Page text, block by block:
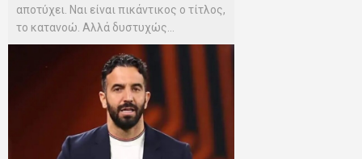
αποτύχει. Ναι είναι πικάντικος ο τίτλος,
το κατανοώ. Αλλά δυστυχώς...